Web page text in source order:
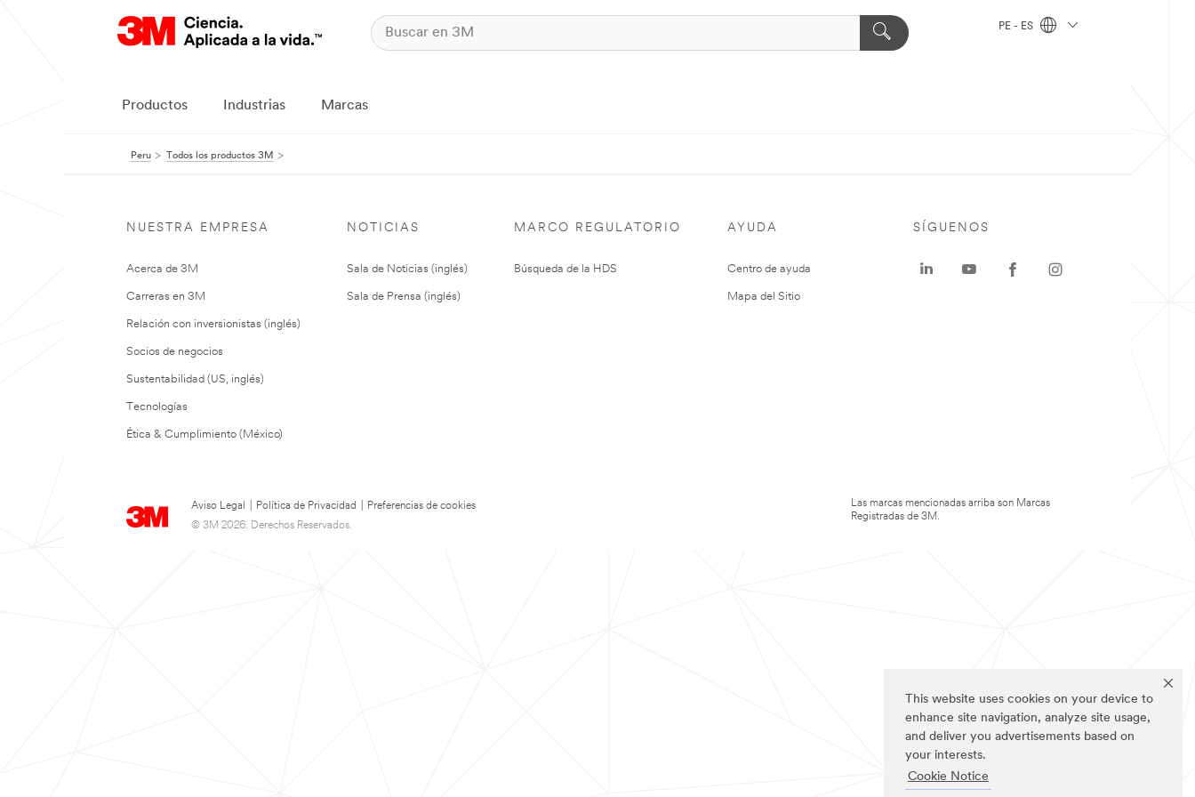
This website uses cookies on your device to
enhance site navigation, analyze site usage,
and deliver you advertisements based on
your interests.
Cookie Notice
PE - ES
Productos Industrias Marcas
Peru Todos los productos 3M
NUESTRA EMPRESA
Acerca de 3M
Carreras en 3M
Relación con inversionistas (inglés)
Socios de negocios
Sustentabilidad (US, inglés)
Tecnologías
Ética & Cumplimiento (México)
NOTICIAS
Sala de Noticias (inglés)
Sala de Prensa (inglés)
MARCO REGULATORIO
Búsqueda de la HDS
AYUDA
Centro de ayuda
Mapa del Sitio
Aviso Legal Política de Privacidad
Preferencias de cookies
© 3M 2026. Derechos Reservados.
SÍGUENOS
Las marcas mencionadas arriba son Marcas
Registradas de 3M.